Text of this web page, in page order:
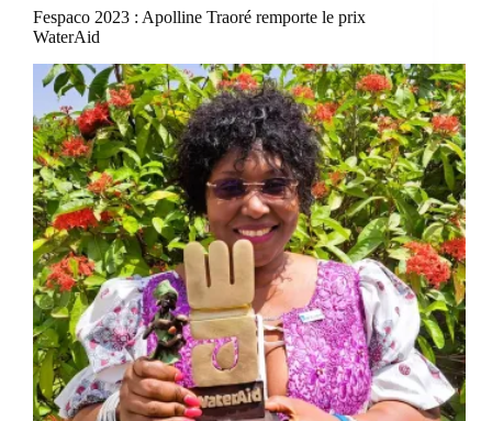
Fespaco 2023 : Apolline Traoré remporte le prix
WaterAid